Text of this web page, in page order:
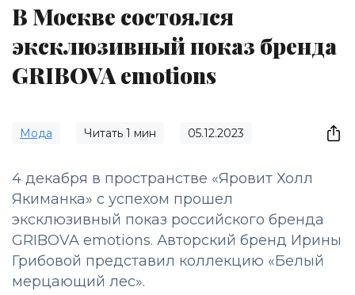
В Москве состоялся
эксклюзивный показ бренда
GRIBOVA emotions
Мода Читать 1 мин 05.12.2023
4 декабря в пространстве «Яровит Холл
Якиманка» с успехом прошел
эксклюзивный показ российского бренда
GRIBOVA emotions. Авторский бренд Ирины
Грибовой представил коллекцию «Белый
мерцающий лес».